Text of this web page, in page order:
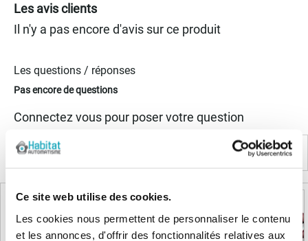
Ce site web utilise des cookies.
Les cookies nous permettent de personnaliser le contenu
et les annonces, d'offrir des fonctionnalités relatives aux
Les avis clients
Il n'y a pas encore d'avis sur ce produit
Les questions / réponses
Pas encore de questions
Connectez vous pour poser votre question